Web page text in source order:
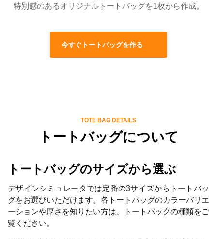
特別感のあるオリジナルトートバッグを1枚から作成。
今すぐトートバッグを作る
TOTE BAG DETAILS
トートバッグについて
トートバッグのサイズから選ぶ
デザインシミュレータでは定番の3サイズからトートバッ
グをお選びいただけます。各トートバッグのカラーバリエ
ーションや厚さを知りたい方は、トートバッグの種類をご
覧ください。